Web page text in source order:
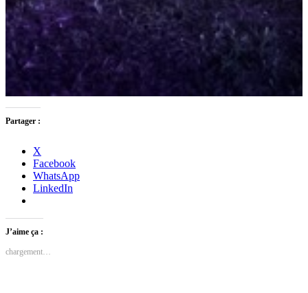
Partager :
X
Facebook
WhatsApp
LinkedIn
J’aime ça :
chargement…